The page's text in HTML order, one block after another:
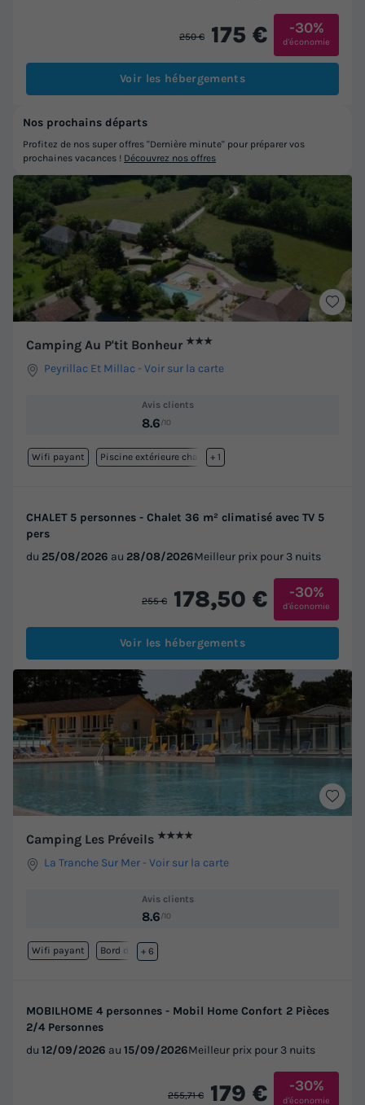
250 € 175 € -30%
d'économie
Voir les hébergements
Camping Au P'tit Bonheur ★★★
Peyrillac Et Millac -Voir sur la carte
Avis clients
8.6/10
Wifi payant Piscine extérieure chauffée
+ 1
CHALET 5 personnes - Chalet 36 m² climatisé avec TV 5
pers
du 25/08/2026 au 28/08/2026Meilleur prix pour 3 nuits
255 € 178,50 € -30%
d'économie
Voir les hébergements
Camping Les Préveils ★★★★
La Tranche Sur Mer -Voir sur la carte
Avis clients
8.6/10
Wifi payant Bord de mer
+ 6
MOBILHOME 4 personnes - Mobil Home Confort 2 Pièces
2/4 Personnes
du 12/09/2026 au 15/09/2026Meilleur prix pour 3 nuits
255,71 € 179 € -30%
d'économie
Nos prochains départs
Profitez de nos super offres "Dernière minute" pour préparer vos
prochaines vacances ! Découvrez nos offres